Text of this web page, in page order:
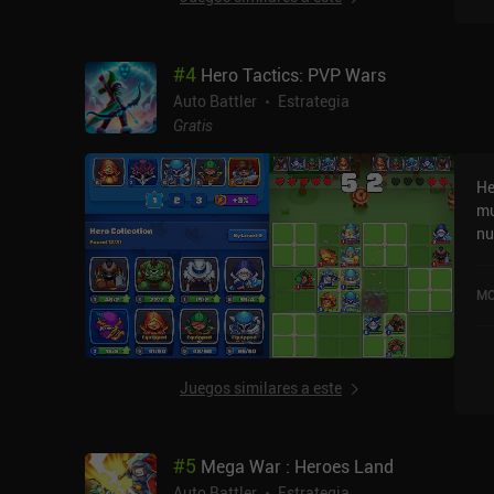
#4 Hero Tactics: PVP Wars
Auto Battler
Estrategia
Gratis
Juegos similares a este
#5 Mega War : Heroes Land